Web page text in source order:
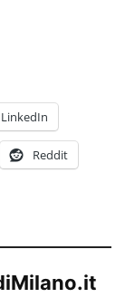
LinkedIn
Reddit